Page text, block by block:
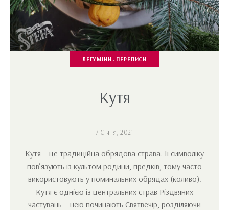
ЛЕГУМІНИ ПЕРЕПИСИ
Кутя
7 Січня, 2021
Кутя – це традиційна обрядова страва. Її символіку
пов’язують із культом родини, предків, тому часто
використовують у поминальних обрядах (коливо).
Кутя є однією із центральних страв Різдвяних
частувань – нею починають Святвечір, розділяючи